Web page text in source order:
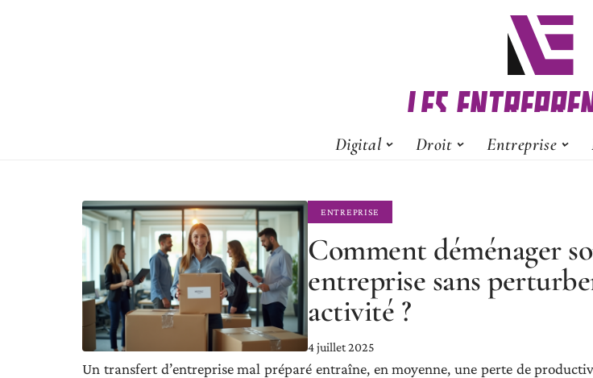
Digital Droit Entreprise
ENTREPRISE
Comment déménager
entreprise sans
activité ?
4 juillet 2025
Un transfert d’entreprise mal préparé entraîne, en moyenne, une perte de